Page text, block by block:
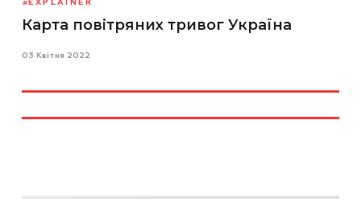
EXPLAINER
Карта повітряних тривог Україна
03 Квітня 2022